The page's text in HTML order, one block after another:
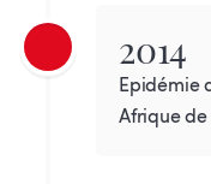
2014
Epidémie
Afrique de